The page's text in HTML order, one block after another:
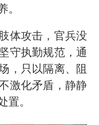
体攻击，官兵没
守执勤规范，通
，只以隔离、阻
激化矛盾，静静
。